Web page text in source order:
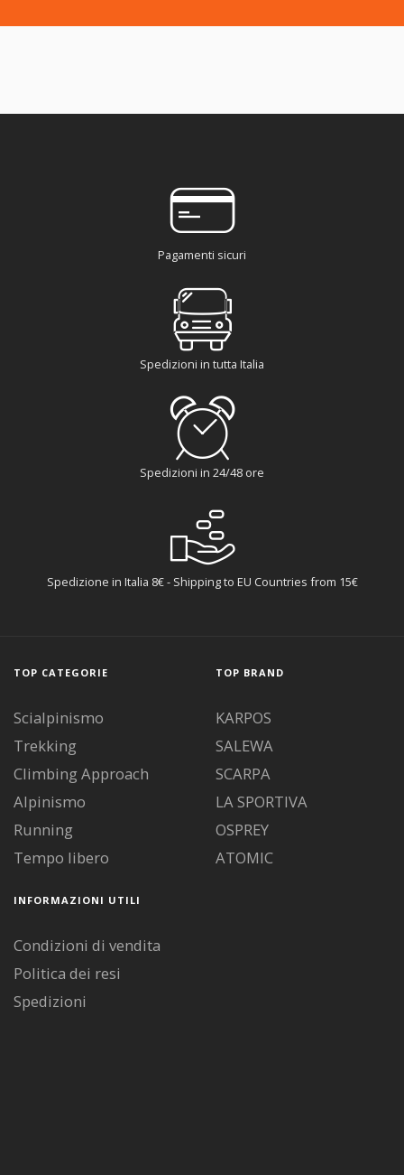
Pagamenti sicuri
Spedizioni in tutta Italia
Spedizioni in 24/48 ore
Spedizione in Italia 8€ - Shipping to EU Countries from 15€
TOP CATEGORIE
Scialpinismo
Trekking
Climbing Approach
Alpinismo
Running
Tempo libero
TOP BRAND
KARPOS
SALEWA
SCARPA
LA SPORTIVA
OSPREY
ATOMIC
INFORMAZIONI UTILI
Condizioni di vendita
Politica dei resi
Spedizioni